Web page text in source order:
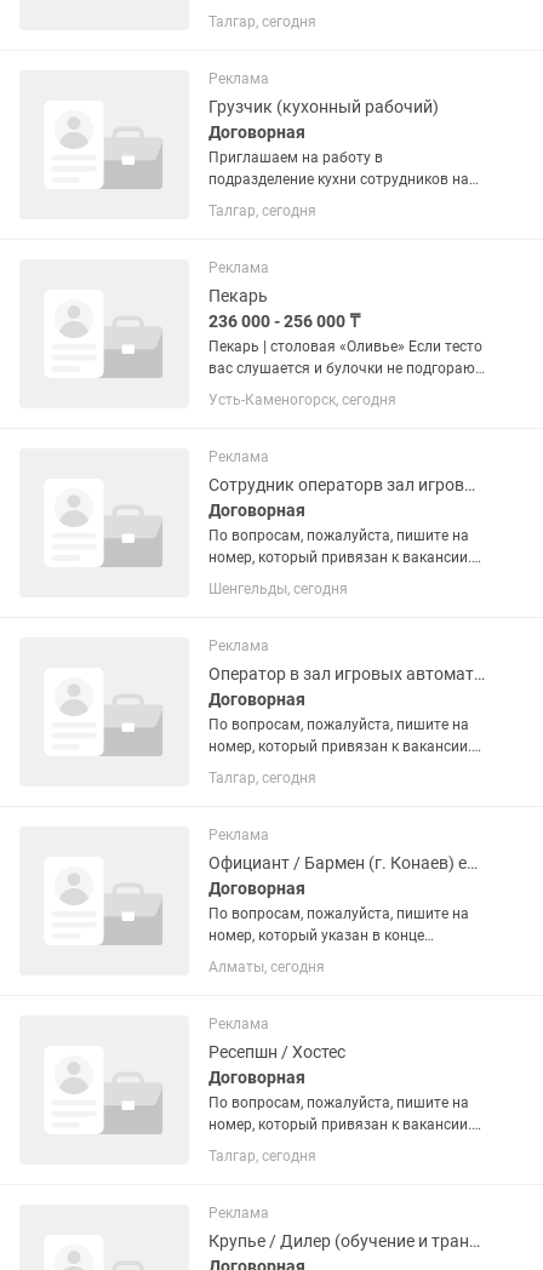
вакансии. 🔻О месте работы:🔻 BOMBAY
(Бомбей) — это лицензированное
специальной туристической зоне на...
Талгар, сегодня
Реклама
Грузчик (кухонный рабочий)
Договорная
Приглашаем на работу в
подразделение кухни сотрудников на
позицию грузчик / разнорабочий. Для
жителей Талгата имеется трансфер.
питание - Официальное
трудоустройство -...
Талгар, сегодня
Реклама
Пекарь
236 000 - 256 000 ₸
Пекарь | столовая «Оливье» Если тесто
вас слушается и булочки не подгорают,
ждём вас в нашей команде! Нам нужен
пекарь, который приходит на смену
оставляет...
Усть-Каменогорск, сегодня
Реклама
Сотрудник операторв зал игровых автоматов (г.Коняев)
Договорная
По вопросам, пожалуйста, пишите на
номер, который привязан к вакансии.
🔻О месте работы:🔻 ASTORIA (Астория)
— это лицензированное казино,
туристической зоне игорных...
Шенгельды, сегодня
Реклама
Оператор в зал игровых автоматов
Договорная
По вопросам, пожалуйста, пишите на
номер, который привязан к вакансии.
🔻О месте работы:🔻 ASTORIA (Астория)
— это лицензированное казино,
туристической зоне игорных...
Талгар, сегодня
Реклама
Официант / Бармен (г. Конаев) есть трансфер
Договорная
По вопросам, пожалуйста, пишите на
номер, который указан в конце
вакансии. 🔻О месте работы:🔻 BOMBAY
(Бомбей) — это лицензированное
специальной туристической зоне на...
Алматы, сегодня
Реклама
Ресепшн / Хостес
Договорная
По вопросам, пожалуйста, пишите на
номер, который привязан к вакансии.
👉О месте работы ASTORIA (Астория) —
это лицензированное казино, которое
зоне игорных...
Талгар, сегодня
Реклама
Крупье / Дилер (обучение и трансфер) г. Конаев